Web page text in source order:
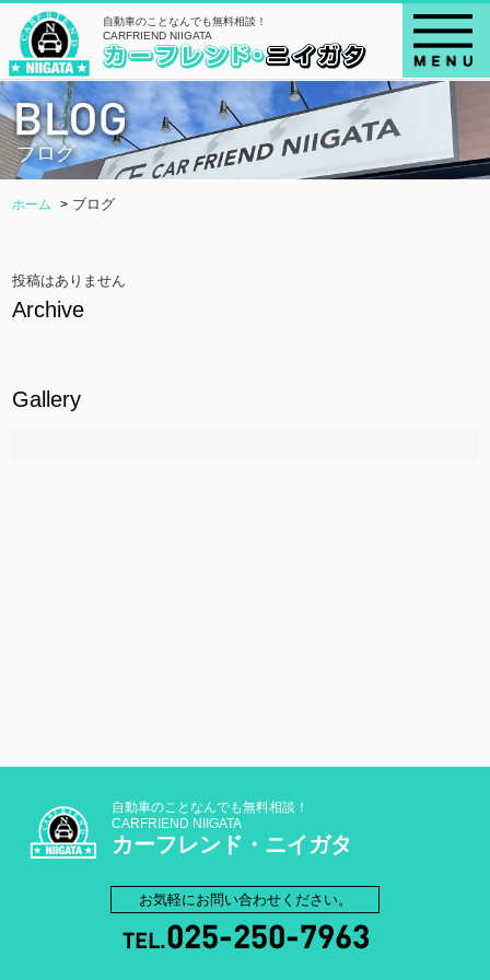
自動車のことなんでも無料相談！
CARFRIEND NIIGATA
ブログ
ホーム ブログ
投稿はありません
Archive
Gallery
自動車のことなんでも無料相談！
CARFRIEND NIIGATA
カーフレンド・ニイガタ
お気軽にお問い合わせください。